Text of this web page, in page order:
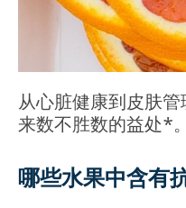
从心脏健康到皮肤
来数不胜数的益处*。
哪些水果中含有